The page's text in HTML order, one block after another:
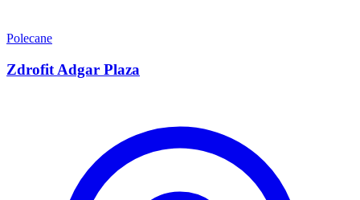
Polecane
Zdrofit Adgar Plaza